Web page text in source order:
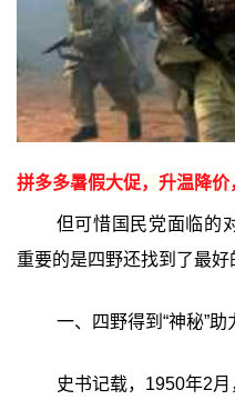
拼多多暑假大促，升温降
但可惜国民党面临的
重要的是四野还找到了最
一、四野得到“神秘”助
史书记载，1950年2